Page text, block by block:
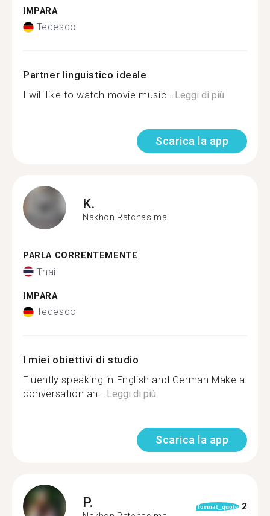
IMPARA
Tedesco
Partner linguistico ideale
I will like to watch movie music...Leggi di più
Scarica la app
K.
Nakhon Ratchasima
PARLA CORRENTEMENTE
Thai
IMPARA
Tedesco
I miei obiettivi di studio
Fluently speaking in English and German Make a
conversation an...Leggi di più
Scarica la app
P. format_quote 2